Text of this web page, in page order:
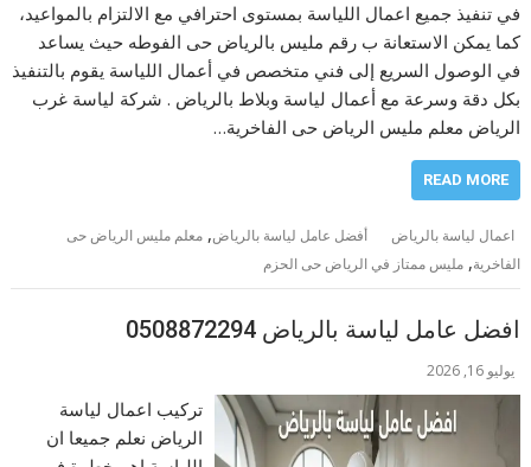
في تنفيذ جميع اعمال اللياسة بمستوى احترافي مع الالتزام بالمواعيد،
كما يمكن الاستعانة ب رقم مليس بالرياض حى الفوطه حيث يساعد
في الوصول السريع إلى فني متخصص في أعمال اللياسة يقوم بالتنفيذ
بكل دقة وسرعة مع أعمال لياسة وبلاط بالرياض . شركة لياسة غرب
الرياض معلم مليس الرياض حى الفاخرية…
READ MORE
اعمال لياسة بالرياض أفضل عامل لياسة بالرياض,معلم مليس الرياض حى
الفاخرية,مليس ممتاز في الرياض حى الحزم
افضل عامل لياسة بالرياض 0508872294
يوليو 16, 2026
تركيب اعمال لياسة
الرياض نعلم جميعا ان